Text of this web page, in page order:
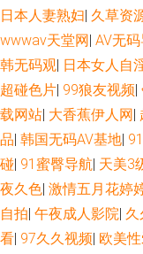
碰 影音先锋色精东 91白
激情五月天色色 日韩三
婷婷a 精品国产区123
欧美色网导航 伊人大香
美女91视频网站 九九久
人操人人爽 婷婷色色资
日本人妻熟妇| 久草资
wwwav天堂网| AV无
韩无码观| 日本女人自
超碰色片| 99狼友视频|
载网站| 大香蕉伊人网|
品| 韩国无码AV基地|
碰| 91蜜臀导航| 天美3
夜久色| 激情五月花婷
自拍| 午夜成人影院| 久
看| 97久久视频| 欧美